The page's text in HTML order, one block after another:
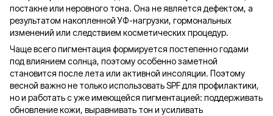
постакне или неровного тона. Она не является дефектом, а
результатом накопленной УФ-нагрузки, гормональных
изменений или следствием косметических процедур.
Чаще всего пигментация формируется постепенно годами
под влиянием солнца, поэтому особенно заметной
становится после лета или активной инсоляции. Поэтому
весной важно не только использовать SPF для профилактики,
но и работать с уже имеющейся пигментацией: поддерживать
обновление кожи, выравнивать тон и усиливать